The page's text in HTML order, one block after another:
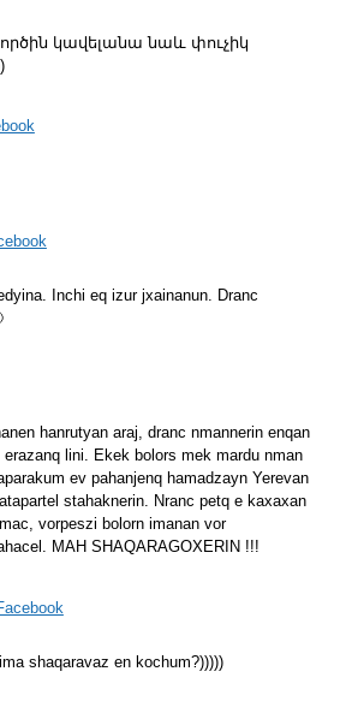
կավելանա նաև փուչիկ
Inchi eq izur jxainanun. Dranc
hanrutyan araj, dranc nmannerin enqan
lini. Ekek bolors mek mardu nman
ev pahanjenq hamadzayn Yerevan
stahaknerin. Nranc petq e kaxaxan
vorpeszi bolorn imanan vor
MAH SHAQARAGOXERIN !!!
shaqaravaz en kochum?)))))